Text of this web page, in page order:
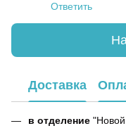
Ответить
Доставка
в отделение